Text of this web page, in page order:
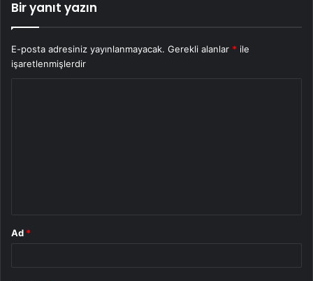
Bir yanıt yazın
E-posta adresiniz yayınlanmayacak. Gerekli alanlar * ile
işaretlenmişlerdir
Ad *